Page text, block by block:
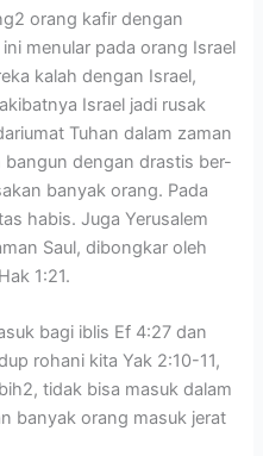
orang kafir dengan
menular pada orang Israel
kalah dengan Israel,
Israel jadi rusak
Tuhan dalam zaman
bangun dengan drastis ber-
banyak orang. Pada
habis. Juga Yerusalem
Saul, dibongkar oleh
1:21.
bagi iblis Ef 4:27 dan
rohani kita Yak 2:10-11,
tidak bisa masuk dalam
banyak orang masuk jerat